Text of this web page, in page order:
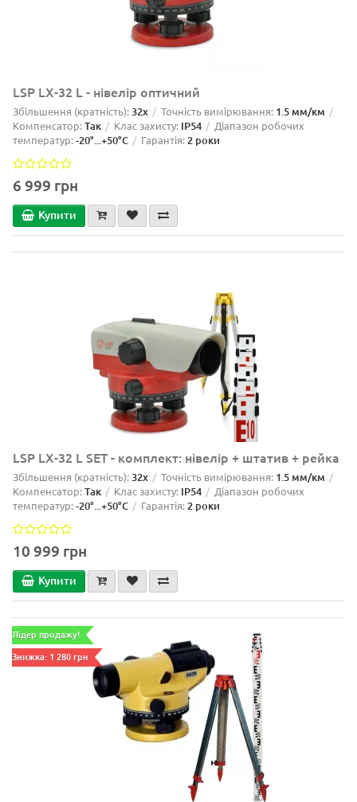
LSP LX-32 L - нівелір оптичний
Збільшення (кратність): 32x Точність вимірювання: 1.5 мм/км
Компенсатор:Так Клас захисту: IP54
Діапазон робочих
температур:-20°...+50°C Гарантія: 2 роки
6 999 грн
Купити
LSP LX-32 L SET - комплект: нівелір + штатив + рейка
Збільшення (кратність):32x Точність вимірювання: 1.5 мм/км
Компенсатор:Так Клас захисту: IP54
Діапазон робочих
температур:-20°...+50°C Гарантія:2 роки
10 999 грн
Купити
Лідер продажу!
Знижка: 1 280 грн